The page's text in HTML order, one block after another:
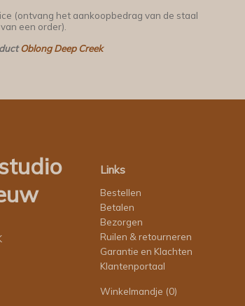
(ontvang het aankoopbedrag van de staal
een order).
Oblong Deep Creek
Links
Bestellen
Betalen
Bezorgen
Ruilen & retourneren
Garantie en Klachten
Klantenportaal
Winkelmandje (0)